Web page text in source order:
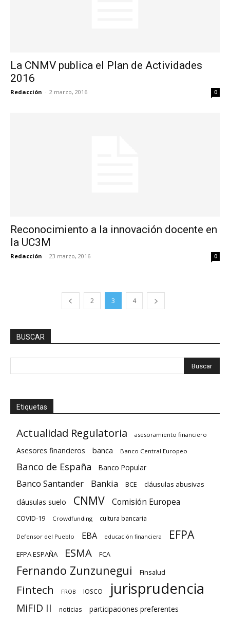
La CNMV publica el Plan de Actividades
2016
Redacción - 2 marzo, 2016 0
Reconocimiento a la innovación docente en
la UC3M
Redacción - 23 marzo, 2016 0
2 3 4
BUSCAR
Etiquetas
Actualidad Regulatoria asesoramiento financiero
Asesores financieros banca Banco Central Europeo
Banco de España Banco Popular
Banco Santander Bankia BCE cláusulas abusivas
cláusulas suelo CNMV Comisión Europea
COVID-19 Crowdfunding cultura bancaria
Defensor del Pueblo EBA educación financiera EFPA
EFPA ESPAÑA ESMA FCA
Fernando Zunzunegui Finsalud
Fintech FROB IOSCO jurisprudencia
MiFID II noticias participaciones preferentes